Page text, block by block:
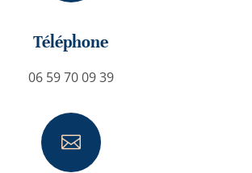
Téléphone
06 59 70 09 39
